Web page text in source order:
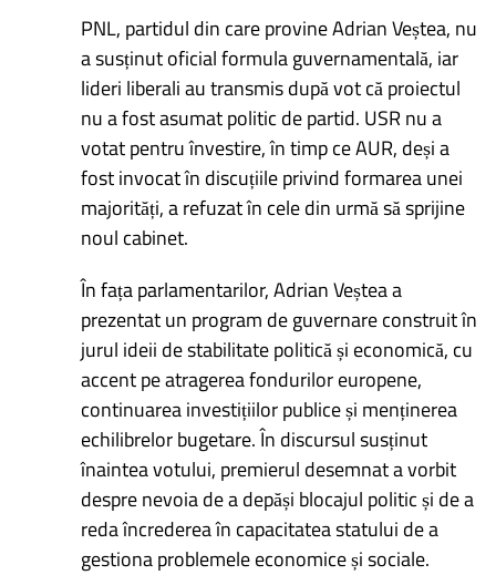
PNL, partidul din care provine Adrian Veștea, nu
a susținut oficial formula guvernamentală, iar
lideri liberali au transmis după vot că proiectul
nu a fost asumat politic de partid. USR nu a
votat pentru învestire, în timp ce AUR, deși a
fost invocat în discuțiile privind formarea unei
majorități, a refuzat în cele din urmă să sprijine
noul cabinet.
În fața parlamentarilor, Adrian Veștea a
prezentat un program de guvernare construit în
jurul ideii de stabilitate politică și economică, cu
accent pe atragerea fondurilor europene,
continuarea investițiilor publice și menținerea
echilibrelor bugetare. În discursul susținut
înaintea votului, premierul desemnat a vorbit
despre nevoia de a depăși blocajul politic și de a
reda încrederea în capacitatea statului de a
gestiona problemele economice și sociale.